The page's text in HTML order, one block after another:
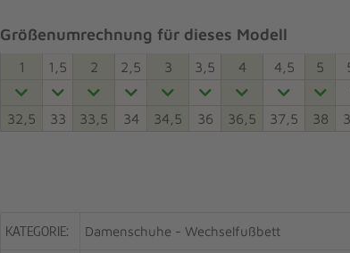
Größenumrechnung für dieses Modell
1 1,5 2 2,5 3 3,5 4 4,5 5
32,5 33 33,5 34 34,5 36 36,5 37,5 38
KATEGORIE: Damenschuhe - Wechselfußbett